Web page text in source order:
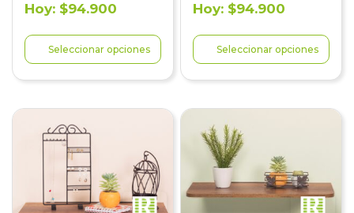
Hoy: $94.900
Seleccionar opciones
Hoy: $94.900
Seleccionar opciones